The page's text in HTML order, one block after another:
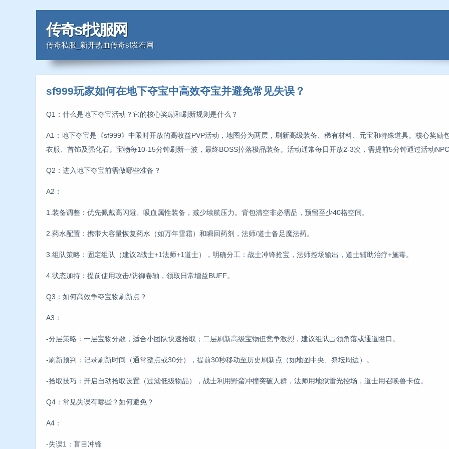
传奇sf找服网
传奇私服_新开热血传奇sf发布网
sf999玩家如何在地下夺宝中高效夺宝并避免常见失误？
Q1：什么是地下夺宝活动？它的核心奖励和刷新规则是什么？
A1：地下夺宝是《sf999》中限时开放的高收益PVP活动，地图分为两层，刷新高级装备、稀有材料、元宝和特殊道具。核心奖励
衣服、首饰及强化石。宝物每10-15分钟刷新一波，最终BOSS掉落极品装备。活动通常每日开放2-3次，需提前5分钟通过活动
Q2：进入地下夺宝前需做哪些准备？
A2：
1.装备调整：优先佩戴高闪避、吸血属性装备，减少续航压力。背包清空非必需品，预留至少40格空间。
2.药水配置：携带大容量恢复药水（如万年雪霜）和瞬回药剂，法师/道士备足魔法药。
3.组队策略：固定组队（建议2战士+1法师+1道士），明确分工：战士冲锋抢宝，法师控场输出，道士辅助治疗+施毒。
4.状态加持：提前使用攻击/防御卷轴，领取日常增益BUFF。
Q3：如何高效争夺宝物刷新点？
A3：
-分层策略：一层宝物分散，适合小团队快速拾取；二层刷新高级宝物但竞争激烈，建议组队占领角落或通道隘口。
-刷新预判：记录刷新时间（通常整点或30分），提前30秒移动至历史刷新点（如地图中央、祭坛周边）。
-拾取技巧：开启自动拾取设置（过滤低级物品），战士利用野蛮冲撞突破人群，法师用地狱雷光控场，道士用召唤兽卡位。
Q4：常见失误有哪些？如何避免？
A4：
-失误1：盲目冲锋